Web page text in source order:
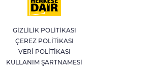
Kağıthane'de 104 kilogram uyuşturucu
ele geçirildi
Meteoroloji'den kavurucu sıcak ve
kuvvetli rüzgar uyarısı
GİZLİLİK POLİTİKASI
ÇEREZ POLİTİKASI
VERİ POLİTİKASI
KULLANIM ŞARTNAMESİ